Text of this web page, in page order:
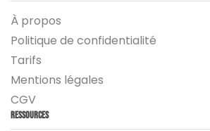
À propos
Politique de confidentialité
Tarifs
Mentions légales
CGV
Ressources